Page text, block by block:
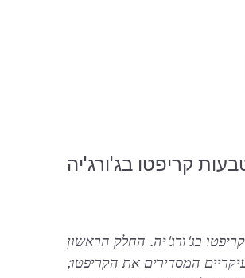
קריפטו בג'ורג'יה
בג'ורג'יה. החלק הראשון
המסדירים את הקריפטו;